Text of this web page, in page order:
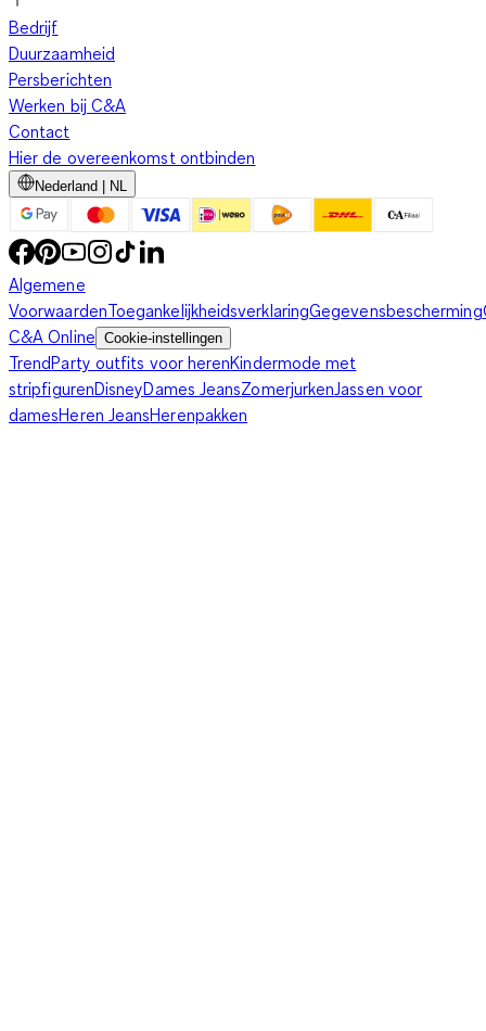
Bedrijf
Duurzaamheid
Persberichten
Werken bij C&A
Contact
Hier de overeenkomst ontbinden
Nederland | NL
Algemene
VoorwaardenToegankelijkheidsverklaringGegevensbescherming
C&A Online Cookie-instellingen
TrendParty outfits voor herenKindermode met
stripfigurenDisneyDames JeansZomerjurkenJassen voor
damesHeren JeansHerenpakken